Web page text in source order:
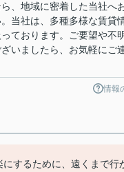
、地域に密着した当社へ
当社は、多種多様な賃貸
ております。ご要望や不
いましたら、お気軽にご
情報
するために、遠くまで行